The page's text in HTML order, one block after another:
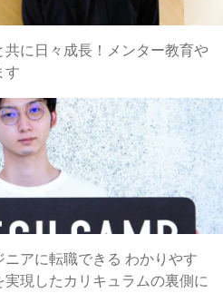
に日々成長！メンター教育や
す
アに転職できる わかりやす
現したカリキュラムの裏側に